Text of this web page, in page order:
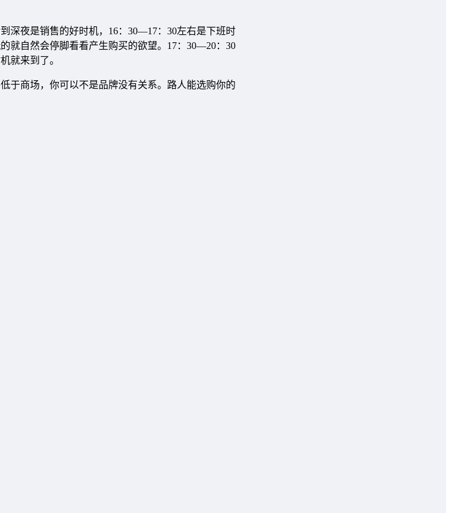
深夜是销售的好时机，16：30—17：30左右是下班时
就自然会停脚看看产生购买的欲望。17：30—20：30
就来到了。
于商场，你可以不是品牌没有关系。路人能选购你的